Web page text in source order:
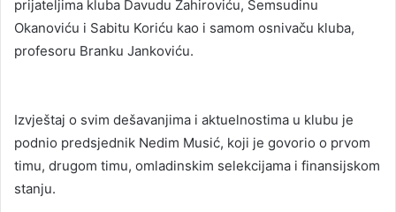
prijateljima kluba Davudu Zahiroviću, Šemsudinu
Okanoviću i Sabitu Koriću kao i samom osnivaču kluba,
profesoru Branku Jankoviću.
Izvještaj o svim dešavanjima i aktuelnostima u klubu je
podnio predsjednik Nedim Musić, koji je govorio o prvom
timu, drugom timu, omladinskim selekcijama i finansijskom
stanju.